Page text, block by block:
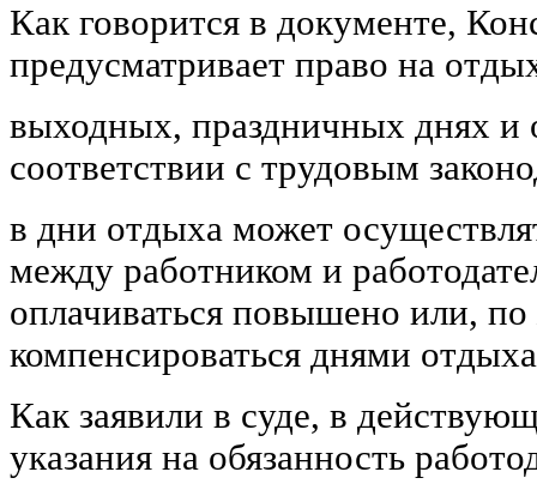
Как говорится в документе,
предусматривает право на
выходных, праздничных днях и
соответствии с трудовым
в дни отдыха может
между работником и
оплачиваться повышено или,
компенсироваться днями
Как заявили в суде, в
указания на обязанность